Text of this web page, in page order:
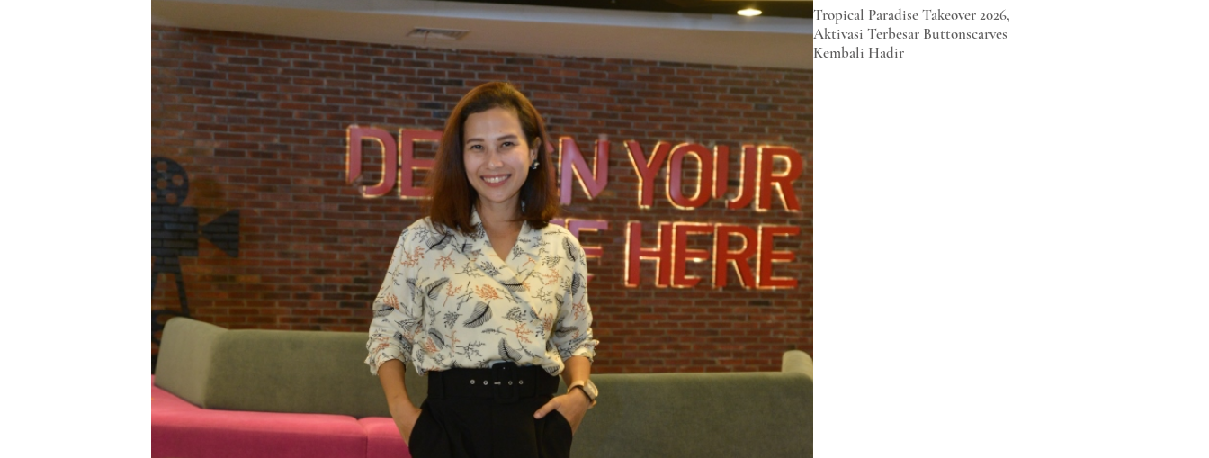
Tropical Paradise Takeover 2026,
Aktivasi Terbesar Buttonscarves
Kembali Hadir